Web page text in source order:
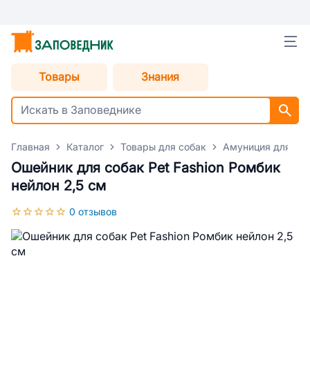
Товары Знания
Главная Каталог Товары для собак Амуниция для
Ошейник для собак Pet Fashion Ромбик
нейлон 2,5 см
0 отзывов